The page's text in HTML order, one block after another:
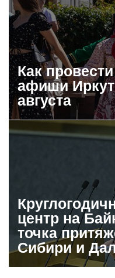
Как
афиши
августа
центр на
точка
Сибири и